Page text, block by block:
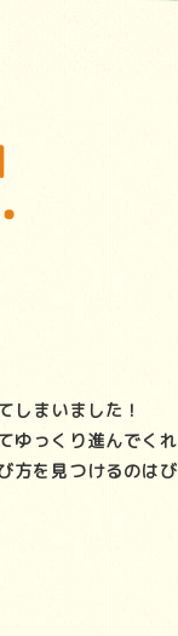
しまいました！
ゆっくり進んでくれ
方を見つけるのはび